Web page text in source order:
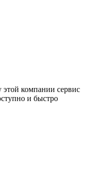
этой компании сервис
и быстро